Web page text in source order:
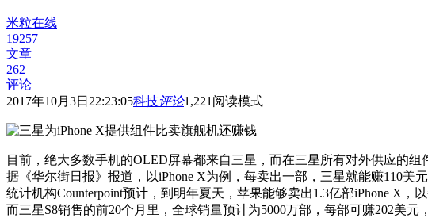
米粒在线
19257
文章
262
评论
2017年10月3日22:23:05科技评论1,221 阅读模式
目前，绝大多数手机的OLED屏幕都来自三星，而在三星所有对外供应的
据《华尔街日报》报道，以iPhone X为例，每卖出一部，三星就能赚110美
统计机构Counterpoint预计，到明年夏天，苹果能够卖出1.3亿部iPhone X，
而三星S8销售的前20个月里，全球销量预计为5000万部，每部可赚202美元